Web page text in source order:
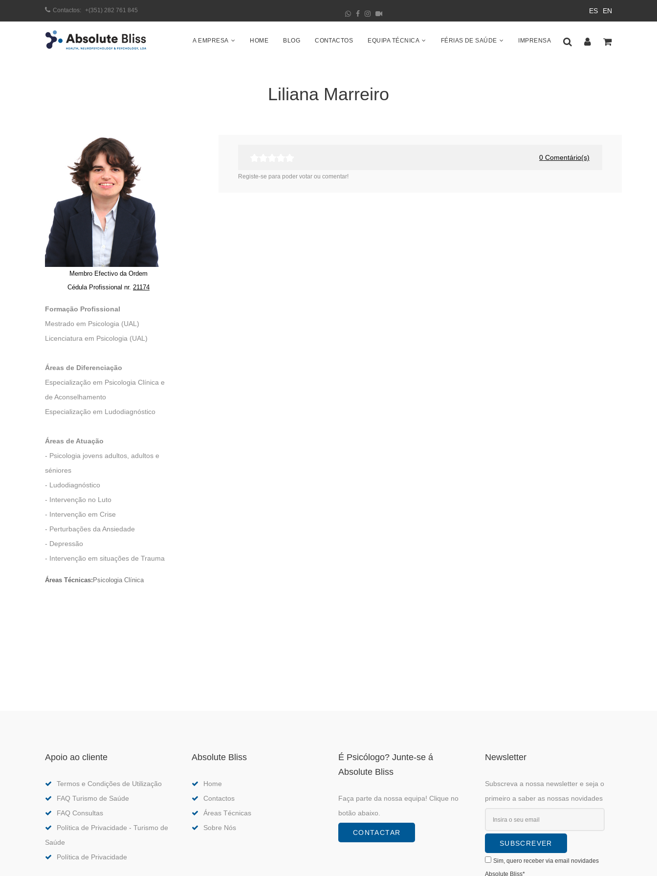
Contactos: +(351) 282 761 845 ES EN
A EMPRESA HOME BLOG CONTACTOS EQUIPA TÉCNICA FÉRIAS DE SAÚDE IMPRENSA
Liliana Marreiro
Membro Efectivo da Ordem
Cédula Profissional nr. 21174
Formação Profissional
Mestrado em Psicologia (UAL)
Licenciatura em Psicologia (UAL)
Áreas de Diferenciação
Especialização em Psicologia Clínica e
de Aconselhamento
Especialização em Ludodiagnóstico
Áreas de Atuação
- Psicologia jovens adultos, adultos e
séniores
- Ludodiagnóstico
- Intervenção no Luto
- Intervenção em Crise
- Perturbações da Ansiedade
- Depressão
- Intervenção em situações de Trauma
Áreas Técnicas: Psicologia Clínica
0 Comentário(s)
Registe-se para poder votar ou comentar!
Apoio ao cliente
Termos e Condições de Utilização
FAQ Turismo de Saúde
FAQ Consultas
Política de Privacidade - Turismo de
Saúde
Política de Privacidade
Absolute Bliss
Home
Contactos
Áreas Técnicas
Sobre Nós
É Psicólogo? Junte-se á
Absolute Bliss
Faça parte da nossa equipa! Clique no
botão abaixo.
CONTACTAR
Newsletter
Subscreva a nossa newsletter e seja o
primeiro a saber as nossas novidades
Sim, quero receber via email novidades
Absolute Bliss*